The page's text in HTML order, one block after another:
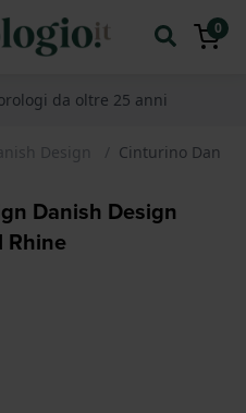
0
da oltre 25 anni
Design Cinturino Danish
Danish Design
Rhine